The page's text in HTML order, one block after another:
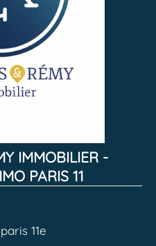
IMMOBILIER -
PARIS 11
11e